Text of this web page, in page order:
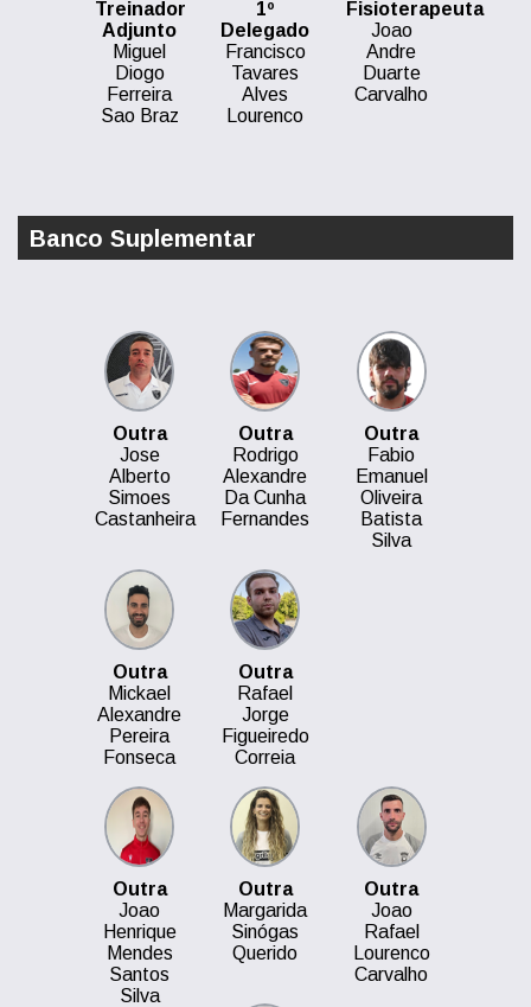
Treinador
Adjunto
Miguel
Diogo
Ferreira
Sao Braz
1º
Delegado
Francisco
Tavares
Alves
Lourenco
Fisioterapeuta
Joao
Andre
Duarte
Carvalho
Banco Suplementar
Outra
Jose
Alberto
Simoes
Castanheira
Outra
Rodrigo
Alexandre
Da Cunha
Fernandes
Outra
Fabio
Emanuel
Oliveira
Batista
Silva
Outra
Mickael
Alexandre
Pereira
Fonseca
Outra
Rafael
Jorge
Figueiredo
Correia
Outra
Joao
Henrique
Mendes
Santos
Silva
Outra
Margarida
Sinógas
Querido
Outra
Joao
Rafael
Lourenco
Carvalho